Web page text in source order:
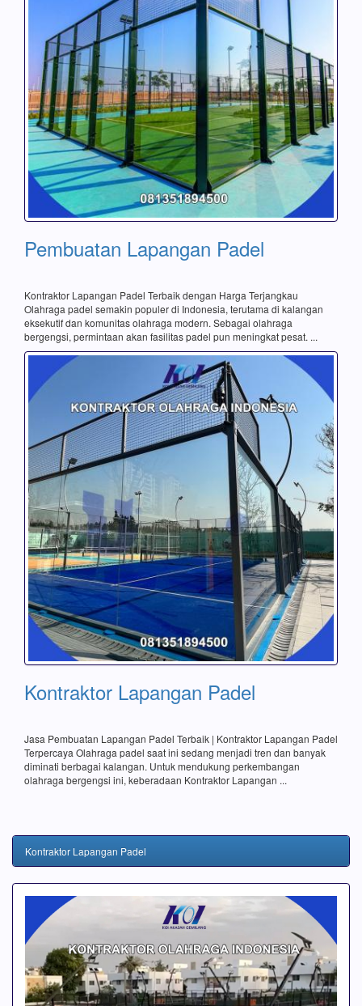
Pembuatan Lapangan Padel
Kontraktor Lapangan Padel Terbaik dengan Harga Terjangkau
Olahraga padel semakin populer di Indonesia, terutama di kalangan
eksekutif dan komunitas olahraga modern. Sebagai olahraga
bergengsi, permintaan akan fasilitas padel pun meningkat pesat. ...
Kontraktor Lapangan Padel
Jasa Pembuatan Lapangan Padel Terbaik | Kontraktor Lapangan Padel
Terpercaya Olahraga padel saat ini sedang menjadi tren dan banyak
diminati berbagai kalangan. Untuk mendukung perkembangan
olahraga bergengsi ini, keberadaan Kontraktor Lapangan ...
Kontraktor Lapangan Padel